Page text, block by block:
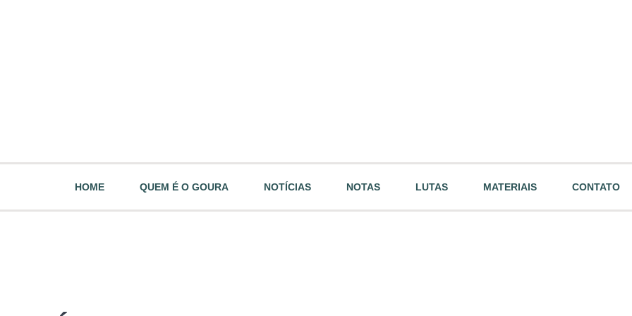
HOME QUEM É O GOURA NOTÍCIAS NOTAS LUTAS MATERIAIS CONTATO